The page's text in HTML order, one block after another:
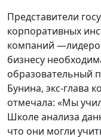
Представители
корпоративных
компаний
бизнесу
образовательный
Бунина, экс-глава
отмечала: «Мы
Школе анализа
что они могли